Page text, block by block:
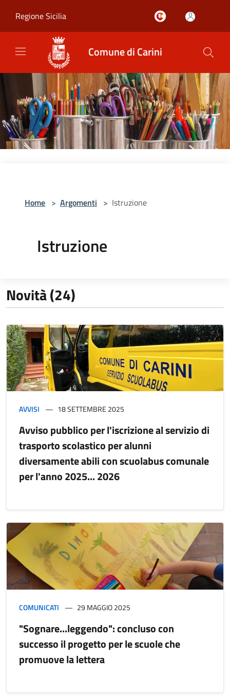
Regione Sicilia
Comune di Carini
Home > Argomenti > Istruzione
Istruzione
Novità (24)
AVVISI 18 SETTEMBRE 2025
Avviso pubblico per l'iscrizione al servizio di
trasporto scolastico per alunni
diversamente abili con scuolabus comunale
per l'anno 2025... 2026
COMUNICATI 29 MAGGIO 2025
"Sognare...leggendo": concluso con
successo il progetto per le scuole che
promuove la lettera